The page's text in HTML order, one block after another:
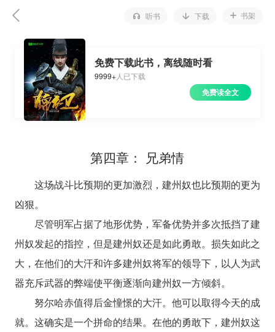
听书 下载 书架
免费下载此书，离线随时看
9999+人已下载
免费读全文
第四章： 兄弟情
这场战斗比预期的更加激烈，建州奴也比预期的更为
凶狠。
尽管明军占据了地形优势，军备优势并多次抵挡了建
州奴发起的指控，但是建州奴还是如此勇敢。损失如此之
大，在他们的大汗和许多建州奴将军的领导下，以人为武
器充斥武器的弊端使平衡逐渐向建州奴一方倾斜。
努尔哈赤值得后金憧憬的大汗。他可以取得今天的成
就。这确实是一个拼命的结果。在他的勇敢下，建州奴这